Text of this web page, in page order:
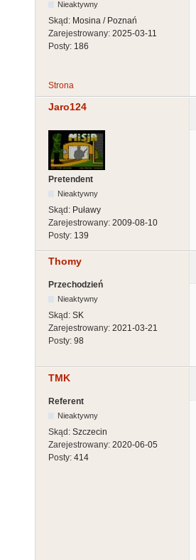
Nieaktywny
Skąd: Mosina / Poznań
Zarejestrowany: 2025-03-11
Posty: 186
Strona
Jaro124
Pretendent
Nieaktywny
Skąd: Puławy
Zarejestrowany: 2009-08-10
Posty: 139
Thomy
Przechodzień
Nieaktywny
Skąd: SK
Zarejestrowany: 2021-03-21
Posty: 98
TMK
Referent
Nieaktywny
Skąd: Szczecin
Zarejestrowany: 2020-06-05
Posty: 414